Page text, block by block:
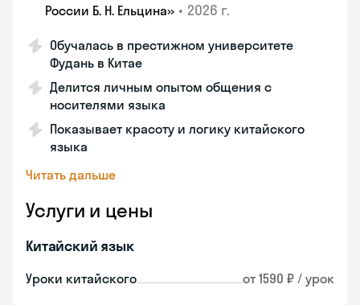
России Б. Н. Ельцина» • 2026 г.
Обучалась в престижном университете
Фудань в Китае
Делится личным опытом общения с
носителями языка
Показывает красоту и логику китайского
языка
Читать дальше
Услуги и цены
Китайский язык
Уроки китайского от 1590 ₽ / урок